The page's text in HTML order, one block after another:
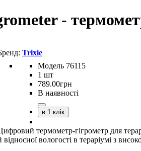
-
Trixie
76115
1 шт
789.00грн
В наявності
в 1 клік
термометр-гігрометр для
відносної вологості в тераріумі з